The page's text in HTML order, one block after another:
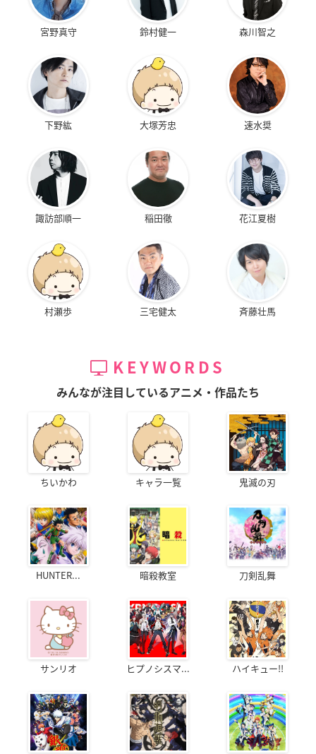
宮野真守 鈴村健一 森川智之
下野紘 大塚芳忠 速水奨
諏訪部順一 稲田徹 花江夏樹
村瀬歩 三宅健太 斉藤壮馬
KEYWORDS
みんなが注目しているアニメ・作品たち
ちいかわ キャラ一覧 鬼滅の刃
HUNTER... 暗殺教室 刀剣乱舞
サンリオ ヒプノシスマ... ハイキュー!!